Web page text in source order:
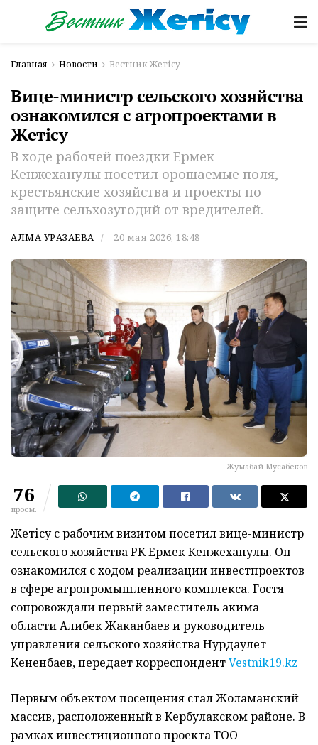
Главная Новости Вестник Жетісу
Вице-министр сельского хозяйства
ознакомился с агропроектами в
Жетісу
В ходе рабочей поездки Ермек
Кенжеханулы посетил орошаемые поля,
крестьянские хозяйства и проекты по
защите сельхозугодий от вредителей.
АЛМА УРАЗАЕВА 20 мая 2026, 18:48
Жумабай Мусабеков
76
просм.
Жетісу с рабочим визитом посетил вице-министр
сельского хозяйства РК Ермек Кенжеханулы. Он
ознакомился с ходом реализации инвестпроектов
в сфере агропромышленного комплекса. Гостя
сопровождали первый заместитель акима
области Алибек Жаканбаев и руководитель
управления сельского хозяйства Нурдаулет
Кененбаев, передает корреспондентVestnik19.kz
Первым объектом посещения стал Жоламанский
массив, расположенный в Кербулакском районе. В
рамках инвестиционного проекта ТОО